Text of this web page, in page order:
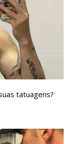
tatuagens?